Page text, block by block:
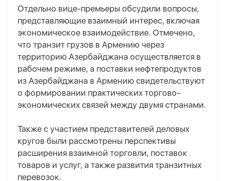
Отдельно вице-премьеры обсудили вопросы,
представляющие взаимный интерес, включая
экономическое взаимодействие. Отмечено,
что транзит грузов в Армению через
территорию Азербайджана осуществляется в
рабочем режиме, а поставки нефтепродуктов
из Азербайджана в Армению свидетельствуют
о формировании практических торгово-
экономических связей между двумя странами.
Также с участием представителей деловых
кругов были рассмотрены перспективы
расширения взаимной торговли, поставок
товаров и услуг, а также развития транзитных
перевозок.